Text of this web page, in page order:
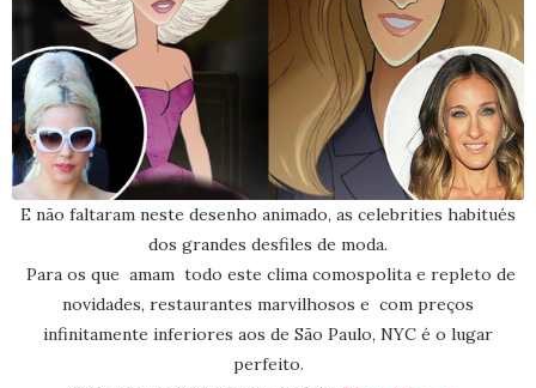
E não faltaram neste desenho animado, as celebrities habitués
dos grandes desfiles de moda.
Para os que amam todo este clima comospolita e repleto de
novidades, restaurantes marvilhosos e com preços
infinitamente inferiores aos de São Paulo, NYC é o lugar
perfeito.